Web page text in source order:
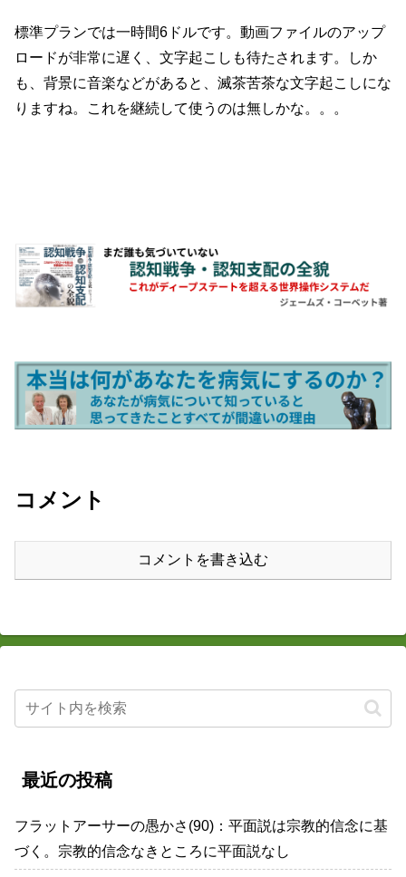
標準プランでは一時間6ドルです。動画ファイルのアップ
ロードが非常に遅く、文字起こしも待たされます。しか
も、背景に音楽などがあると、滅茶苦茶な文字起こしにな
りますね。これを継続して使うのは無しかな。。。
コメント
コメントを書き込む
最近の投稿
フラットアーサーの愚かさ(90)：平面説は宗教的信念に基
づく。宗教的信念なきところに平面説なし